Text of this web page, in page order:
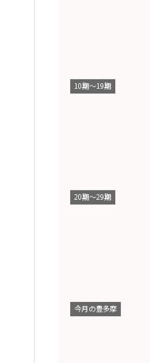
10期〜19期
20期〜29期
今月の豊多摩